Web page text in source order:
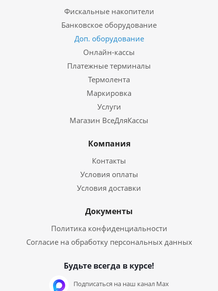
Фискальные накопители
Банковское оборудование
Доп. оборудование
Онлайн-кассы
Платежные терминалы
Термолента
Маркировка
Услуги
Магазин ВсеДляКассы
Компания
Контакты
Условия оплаты
Условия доставки
Документы
Политика конфиденциальности
Согласие на обработку персональных данных
Будьте всегда в курсе!
Подписаться на наш канал Max